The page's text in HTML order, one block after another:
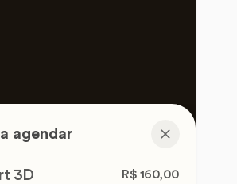
agendar
3D R$ 160,00